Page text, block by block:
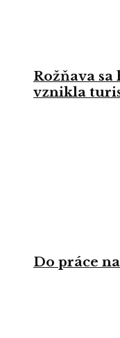
Rožňava sa
vznikla
Do práce